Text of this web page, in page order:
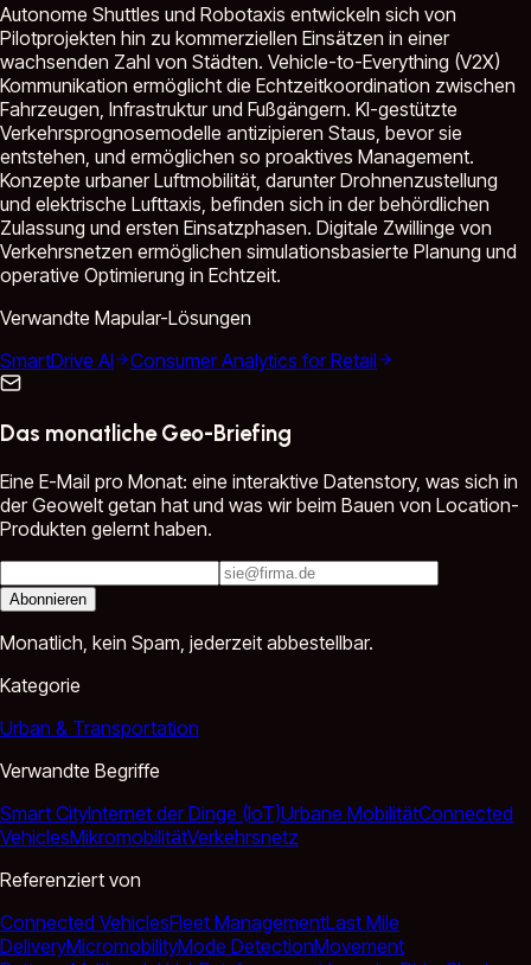
Autonome Shuttles und Robotaxis entwickeln sich von
Pilotprojekten hin zu kommerziellen Einsätzen in einer
wachsenden Zahl von Städten. Vehicle-to-Everything (V2X)
Kommunikation ermöglicht die Echtzeitkoordination zwischen
Fahrzeugen, Infrastruktur und Fußgängern. KI-gestützte
Verkehrsprognosemodelle antizipieren Staus, bevor sie
entstehen, und ermöglichen so proaktives Management.
Konzepte urbaner Luftmobilität, darunter Drohnenzustellung
und elektrische Lufttaxis, befinden sich in der behördlichen
Zulassung und ersten Einsatzphasen. Digitale Zwillinge von
Verkehrsnetzen ermöglichen simulationsbasierte Planung und
operative Optimierung in Echtzeit.
Verwandte Mapular-Lösungen
SmartDrive AI
Consumer Analytics for Retail
Das monatliche Geo-Briefing
Eine E-Mail pro Monat: eine interaktive Datenstory, was sich in
der Geowelt getan hat und was wir beim Bauen von Location-
Produkten gelernt haben.
Abonnieren
Monatlich, kein Spam, jederzeit abbestellbar.
Kategorie
Urban & Transportation
Verwandte Begriffe
Smart CityInternet der Dinge (IoT)Urbane MobilitätConnected
VehiclesMikromobilitätVerkehrsnetz
Referenziert von
Connected VehiclesFleet ManagementLast Mile
DeliveryMicromobilityMode DetectionMovement